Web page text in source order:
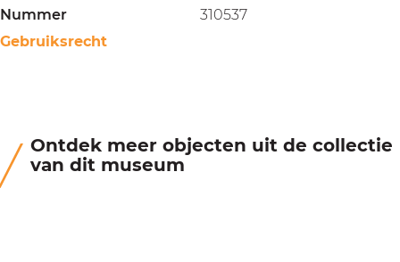
Nummer
310537
Gebruiksrecht
Ontdek meer objecten uit de collectie
van dit museum